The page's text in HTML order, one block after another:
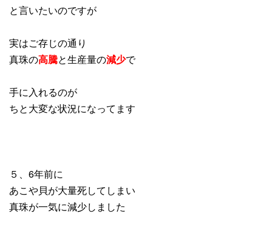
と言いたいのですが
実はご存じの通り
真珠の高騰と生産量の減少で
手に入れるのが
ちと大変な状況になってます
５、6年前に
あこや貝が大量死してしまい
真珠が一気に減少しました